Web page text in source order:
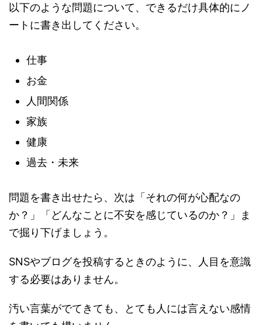
以下のような問題について、できるだけ具体的にノ
ートに書き出してください。
仕事
お金
人間関係
家族
健康
過去・未来
問題を書き出せたら、次は「それの何が心配なの
か？」「どんなことに不安を感じているのか？」ま
で掘り下げましょう。
SNSやブログを投稿するときのように、人目を意識
する必要はありません。
汚い言葉がでてきても、とても人には言えない感情